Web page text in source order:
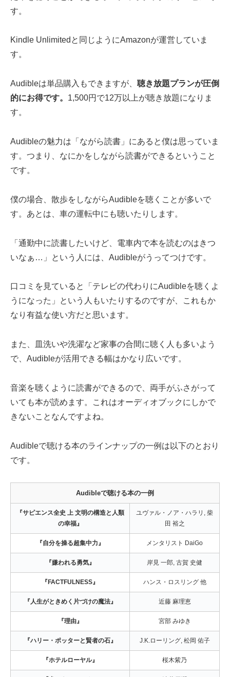
す。
Kindle Unlimitedと同じようにAmazonが運営していま
す。
Audibleは単品購入もできますが、 聴き放題プランが圧倒
的にお得です。 1,500円で12万以上が聴き放題になりま
す。
Audibleの魅力は「ながら読書」にあると僕は思っていま
す。つまり、なにかをしながら読書ができるということ
です。
僕の場合、散歩をしながらAudibleを聴くことが多いで
す。あとは、車の運転中にも聴いたりします。
「通勤中に読書したいけど、電車内で本を読むのはきつ
いなぁ…」という人には、Audibleがうってつけです。
口コミを見ていると「テレビの代わりにAudibleを聴くよ
うになった」という人もいたりするのですが、これもか
なり有益な使い方だと思います。
また、皿洗いや洗濯など家事の合間に聴く人も多いよう
で、Audibleが活用できる幅はかなり広いです。
音楽を聴くように読書ができるので、両手がふさがって
いても本が読めます。これはオーディオブックにしかで
きないことなんですよね。
Audibleで聴ける本のラインナップの一例は以下のとおり
です。
Audibleで聴ける本の一例
『サピエンス全史 上 文明の構造と人類
の幸福』
ユヴァル・ノア・ハラリ, 柴
田 裕之
『自分を操る超集中力』 メンタリスト DaiGo
『嫌われる勇気』 岸見 一郎, 古賀 史健
『FACTFULNESS』 ハンス・ロスリング 他
『人生がときめく片づけの魔法』 近藤 麻理恵
『理由』 宮部 みゆき
『ハリー・ポッターと賢者の石』 J.K.ローリング, 松岡 佑子
『ホテルローヤル』 桜木紫乃